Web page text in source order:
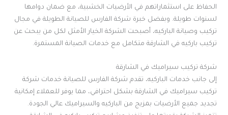
الحفاظ على استثماراتهم في الأرضيات الخشبية، مع ضمان دوامها
لسنوات طويلة. وبفضل خبرة شركة الفارس للصيانة الطويلة في مجال
تركيب وصيانة الباركيه، أصبحت الشركة الخيار الأمثل لكل من يبحث عن
تركيب باركيه في الشارقة متكامل مع خدمات الصيانة المستمرة.
شركة تركيب سيراميك في الشارقة
إلى جانب خدمات الباركيه، تقدم شركة الفارس للصيانة خدمات شركة
تركيب سيراميك في الشارقة بشكل احترافي، مما يوفر للعملاء إمكانية
تجديد جميع الأرضيات بمزيج من الباركيه والسيراميك عالي الجودة.